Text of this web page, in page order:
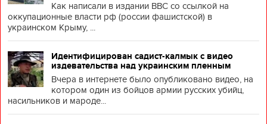
Как написали в издании BBC со ссылкой на
оккупационные власти рф (россии фашистской) в
украинском Крыму, ...
Идентифицирован садист-калмык с видео
издевательства над украинским пленным
Вчера в интернете было опубликовано видео, на
котором один из бойцов армии русских убийц,
насильников и мароде...